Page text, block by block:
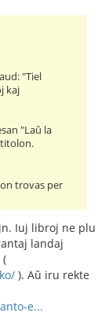
"Tiel
kaj
"Laŭ la
trovas per
Iuj libroj ne plu
landaj
(
). Aŭ iru rekte
e...